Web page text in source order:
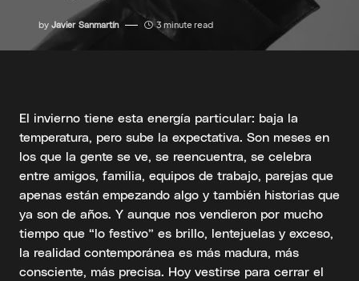
by Javier Sanmartín 3 minute read
El invierno tiene esta energía particular: baja la
temperatura, pero sube la expectativa. Son meses en
los que la gente se ve, se reencuentra, se celebra
entre amigos, familia, equipos de trabajo, parejas que
apenas están empezando algo y también historias que
ya son de años. Y aunque nos vendieron por mucho
tiempo que “lo festivo” es brillo, lentejuelas y exceso,
la realidad contemporánea es más madura, más
consciente, más precisa. Hoy vestirse para cerrar el